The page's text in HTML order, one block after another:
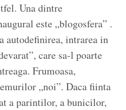
Una dintre
este „blogosfera” .
autodefinirea, intrarea in
care sa-l poarte
Frumoasa,
„noi”. Daca fiinta
a parintilor, a bunicilor,